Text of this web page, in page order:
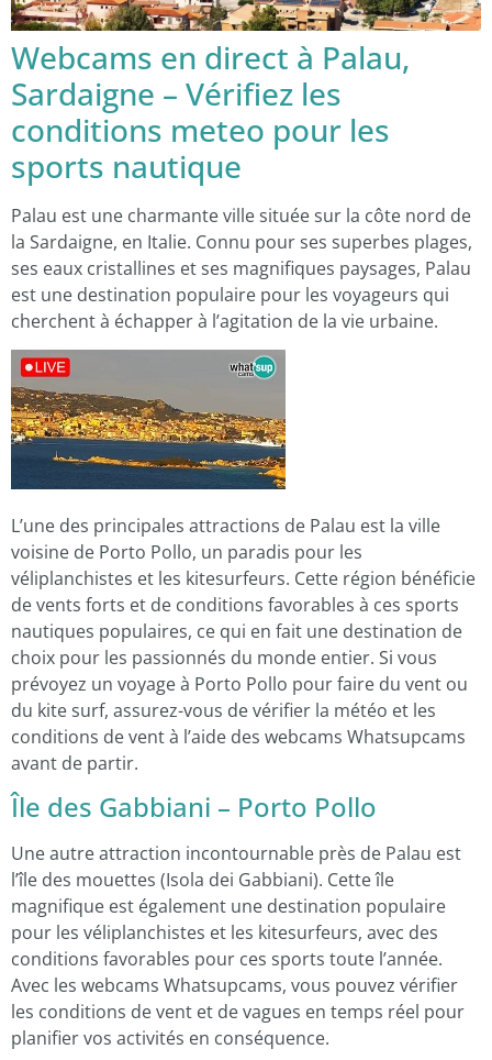
Webcams en direct à Palau,
Sardaigne – Vérifiez les
conditions meteo pour les
sports nautique
Palau est une charmante ville située sur la côte nord de
la Sardaigne, en Italie. Connu pour ses superbes plages,
ses eaux cristallines et ses magnifiques paysages, Palau
est une destination populaire pour les voyageurs qui
cherchent à échapper à l’agitation de la vie urbaine.
L’une des principales attractions de Palau est la ville
voisine de Porto Pollo, un paradis pour les
véliplanchistes et les kitesurfeurs. Cette région bénéficie
de vents forts et de conditions favorables à ces sports
nautiques populaires, ce qui en fait une destination de
choix pour les passionnés du monde entier. Si vous
prévoyez un voyage à Porto Pollo pour faire du vent ou
du kite surf, assurez-vous de vérifier la météo et les
conditions de vent à l’aide des webcams Whatsupcams
avant de partir.
Île des Gabbiani – Porto Pollo
Une autre attraction incontournable près de Palau est
l’île des mouettes (Isola dei Gabbiani). Cette île
magnifique est également une destination populaire
pour les véliplanchistes et les kitesurfeurs, avec des
conditions favorables pour ces sports toute l’année.
Avec les webcams Whatsupcams, vous pouvez vérifier
les conditions de vent et de vagues en temps réel pour
planifier vos activités en conséquence.